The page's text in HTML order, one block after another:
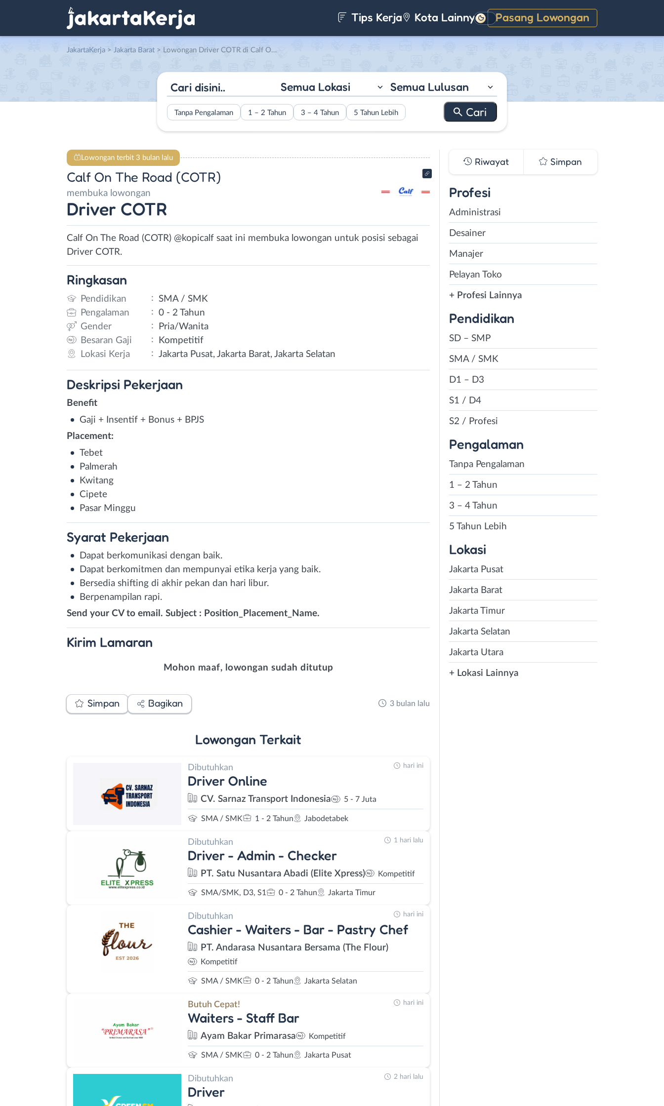
Tips Kerja Kota Lainnya Pasang Lowongan
Gelap
JakartaKerja > Jakarta Barat > Lowongan Driver COTR di Calf On The Road (COTR)
Semua Lokasi Semua Lulusan
Tanpa Pengalaman 1 – 2 Tahun 3 – 4 Tahun 5 Tahun Lebih
Lowongan terbit 3 bulan lalu
Calf On The Road (COTR)
membuka lowongan
Driver COTR
Calf On The Road (COTR) @kopicalf saat ini membuka lowongan untuk posisi sebagai
Driver COTR.
Ringkasan
Pendidikan : SMA / SMK
Pengalaman
: 0 - 2 Tahun
Gender
:
Pria/Wanita
Besaran Gaji
:
Kompetitif
Lokasi Kerja
: Jakarta Pusat, Jakarta Barat, Jakarta Selatan
Deskripsi Pekerjaan
Benefit
Gaji + Insentif + Bonus + BPJS
Placement:
Tebet
Palmerah
Kwitang
Cipete
Pasar Minggu
Syarat Pekerjaan
Dapat berkomunikasi dengan baik.
Dapat berkomitmen dan mempunyai etika kerja yang baik.
Bersedia shifting di akhir pekan dan hari libur.
Berpenampilan rapi.
Send your CV to email. Subject : Position_Placement_Name.
Kirim Lamaran
Mohon maaf, lowongan sudah ditutup
Simpan Bagikan 3 bulan lalu
Lowongan Terkait
Dibutuhkan
Driver Online
CV. Sarnaz Transport Indonesia 5 - 7 Juta
SMA / SMK 1 - 2 Tahun Jabodetabek
hari ini
Dibutuhkan
Driver - Admin - Checker
PT. Satu Nusantara Abadi (Elite Xpress) Kompetitif
SMA/SMK, D3, S1 0 - 2 Tahun Jakarta Timur
1 hari lalu
Dibutuhkan
Cashier - Waiters - Bar - Pastry Chef
PT. Andarasa Nusantara Bersama (The Flour)
Kompetitif
SMA / SMK 0 - 2 Tahun Jakarta Selatan
hari ini
Butuh Cepat!
Waiters - Staff Bar
Ayam Bakar Primarasa Kompetitif
SMA / SMK 0 - 2 Tahun Jakarta Pusat
hari ini
Dibutuhkan
Driver
2 hari lalu
Riwayat Simpan
Profesi
Administrasi
Desainer
Manajer
Pelayan Toko
+ Profesi Lainnya
Pendidikan
SD – SMP
SMA / SMK
D1 – D3
S1 / D4
S2 / Profesi
Pengalaman
Tanpa Pengalaman
1 – 2 Tahun
3 – 4 Tahun
5 Tahun Lebih
Lokasi
Jakarta Pusat
Jakarta Barat
Jakarta Timur
Jakarta Selatan
Jakarta Utara
+ Lokasi Lainnya